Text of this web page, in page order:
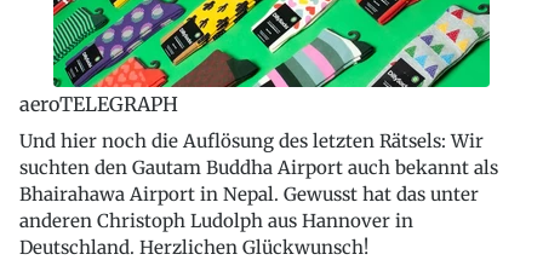
aeroTELEGRAPH
Und hier noch die Auflösung des letzten Rätsels: Wir
suchten den Gautam Buddha Airport auch bekannt als
Bhairahawa Airport in Nepal. Gewusst hat das unter
anderen Christoph Ludolph aus Hannover in
Deutschland. Herzlichen Glückwunsch!